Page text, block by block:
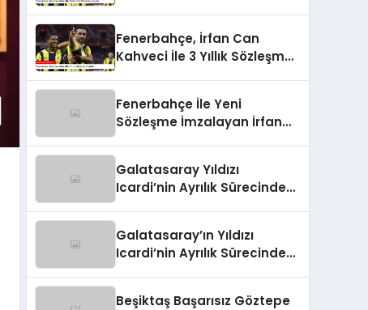
Fenerbahçe, İrfan Can
Kahveci İle 3 Yıllık Sözleşme
Fenerbahçe İle Yeni
Sözleşme İmzalayan İrfan
Galatasaray Yıldızı
Icardi’nin Ayrılık Sürecindeki
Galatasaray’ın Yıldızı
Icardi’nin Ayrılık Sürecindeki
Beşiktaş Başarısız Göztepe